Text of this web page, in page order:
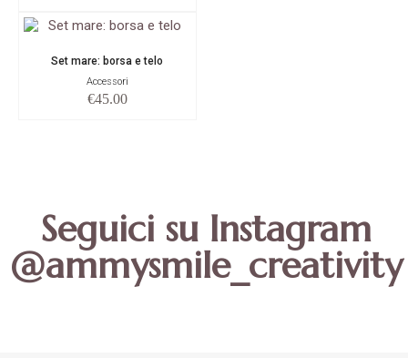
Set mare: borsa e telo
Accessori
€45.00
Seguici su Instagram
@ammysmile_creativity